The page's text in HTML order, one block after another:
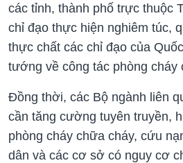
các tỉnh, thành phố trực thuộc
chỉ đạo thực hiện nghiêm túc,
thực chất các chỉ đạo của
tướng về công tác phòng cháy
Đồng thời, các Bộ ngành liên
cần tăng cường tuyên truyền,
phòng cháy chữa cháy, cứu
dân và các cơ sở có nguy cơ